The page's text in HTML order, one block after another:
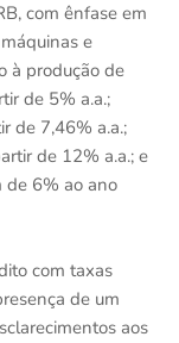
com ênfase em
e
à produção de
de 5% a.a.;
de 7,46% a.a.;
de 12% a.a.; e
de 6% ao ano
com taxas
de um
aos